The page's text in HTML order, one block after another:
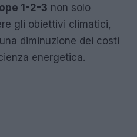
1-2-3 non solo
gli obiettivi climatici,
diminuzione dei costi
energetica.